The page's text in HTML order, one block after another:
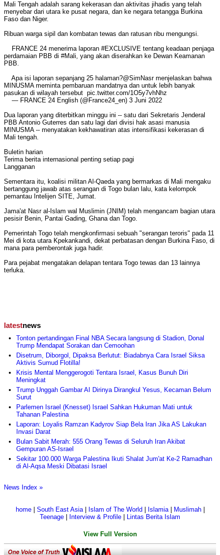
Mali Tengah adalah sarang kekerasan dan aktivitas jihadis yang telah
menyebar dari utara ke pusat negara, dan ke negara tetangga Burkina
Faso dan Niger.
Ribuan warga sipil dan kombatan tewas dan ratusan ribu mengungsi.
FRANCE 24 menerima laporan #EXCLUSIVE tentang keadaan penjaga
perdamaian PBB di #Mali, yang akan diserahkan ke Dewan Keamanan
PBB.
Apa isi laporan sepanjang 25 halaman?@SimNasr menjelaskan bahwa
MINUSMA meminta pembaruan mandatnya dan untuk lebih banyak
pasukan di wilayah tersebut ️ pic.twitter.com/1O5y7vhNhz
— FRANCE 24 English (@France24_en) 3 Juni 2022
Dua laporan yang diterbitkan minggu ini -- satu dari Sekretaris Jenderal
PBB Antonio Guterres dan satu lagi dari divisi hak asasi manusia
MINUSMA -- menyatakan kekhawatiran atas intensifikasi kekerasan di
Mali tengah.
Buletin harian
Terima berita internasional penting setiap pagi
Langganan
Sementara itu, koalisi militan Al-Qaeda yang bermarkas di Mali mengaku
bertanggung jawab atas serangan di Togo bulan lalu, kata kelompok
pemantau Intelijen SITE, Jumat.
Jama'at Nasr al-Islam wal Muslimin (JNIM) telah mengancam bagian utara
pesisir Benin, Pantai Gading, Ghana dan Togo.
Pemerintah Togo telah mengkonfirmasi sebuah "serangan teroris" pada 11
Mei di kota utara Kpekankandi, dekat perbatasan dengan Burkina Faso, di
mana para pemberontak juga hadir.
Para pejabat mengatakan delapan tentara Togo tewas dan 13 lainnya
terluka.
latestnews
Tonton pertandingan Final NBA Secara langsung di Stadion, Donal
Trump Mendapat Sorakan dan Cemoohan
Disetrum, Diborgol, Dipaksa Berlutut: Biadabnya Cara Israel Siksa
Aktivis Sumud Flotilla!
Krisis Mental Menggerogoti Tentara Israel, Kasus Bunuh Diri
Meningkat
Trump Unggah Gambar AI Dirinya Dirangkul Yesus, Kecaman Belum
Surut
Parlemen Israel (Knesset) Israel Sahkan Hukuman Mati untuk
Tahanan Palestina
Laporan: Loyalis Ramzan Kadyrov Siap Bela Iran Jika AS Lakukan
Invasi Darat
Bulan Sabit Merah: 555 Orang Tewas di Seluruh Iran Akibat
Gempuran AS-Israel
Sekitar 100.000 Warga Palestina Ikuti Shalat Jum'at Ke-2 Ramadhan
di Al-Aqsa Meski Dibatasi Israel
News Index »
home| South East Asia| Islam of The World Islamia| Muslimah|
Teenage
Interview & Profile Lintas Berita Islam
View Full Version